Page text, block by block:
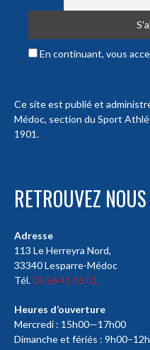
En continuant, vous
Ce site est publié et
Médoc, section du Sport
1901.
RETROUVEZ NOUS
Adresse
113 Le Herreyra Nord,
33340 Lesparre-Médoc
Tél.05 56 41 16 01
Heures d’ouverture
Mercredi : 15h00—17h00
Dimanche et fériés :